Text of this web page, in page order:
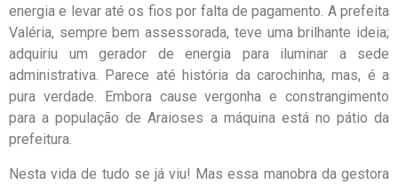
energia e levar até os fios por falta de pagamento. A prefeita
Valéria, sempre bem assessorada, teve uma brilhante ideia;
adquiriu um gerador de energia para iluminar a sede
administrativa. Parece até história da carochinha, mas, é a
pura verdade. Embora cause vergonha e constrangimento
para a população de Araioses a máquina está no pátio da
prefeitura.
Nesta vida de tudo se já viu! Mas essa manobra da gestora